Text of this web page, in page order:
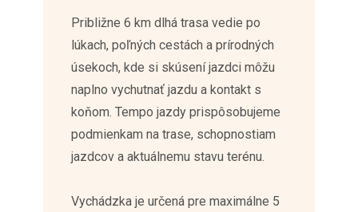
Približne 6 km dlhá trasa vedie po
lúkach, poľných cestách a prírodných
úsekoch, kde si skúsení jazdci môžu
naplno vychutnať jazdu a kontakt s
koňom. Tempo jazdy prispôsobujeme
podmienkam na trase, schopnostiam
jazdcov a aktuálnemu stavu terénu.
Vychádzka je určená pre maximálne 5